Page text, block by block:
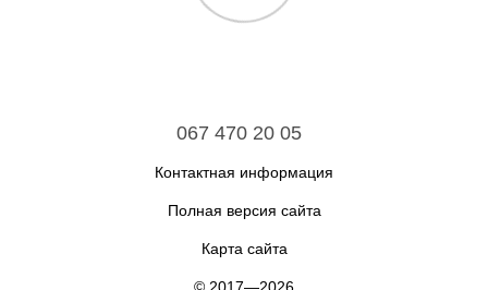
067 470 20 05
Контактная информация
Полная версия сайта
Карта сайта
© 2017—2026